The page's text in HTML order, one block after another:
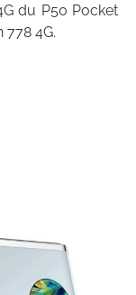
du P50 Pocket
4G.